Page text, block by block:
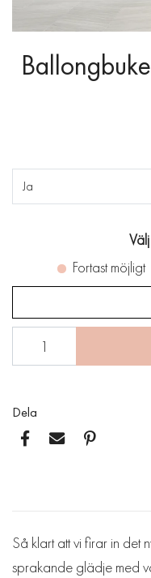
Ja
Fortast möjligt
Dela
Så klart att vi firar in det
sprakande glädje med